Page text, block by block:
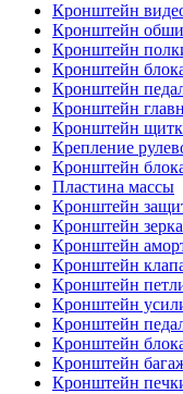
Кронштейн
Кронштейн
Кронштейн
Кронштейн
Кронштейн
Кронштейн
Кронштейн
Крепление
Кронштейн
Пластина массы
Кронштейн
Кронштейн
Кронштейн
Кронштейн
Кронштейн
Кронштейн
Кронштейн
Кронштейн
Кронштейн
Кронштейн